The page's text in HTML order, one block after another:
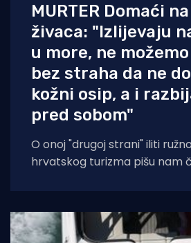
MURTER Domaći
živaca: "Izlijevaju
u more, ne
bez straha da ne
kožni osip, a i
pred sobom"
O onoj "drugoj strani" iliti
hrvatskog turizma pišu nam